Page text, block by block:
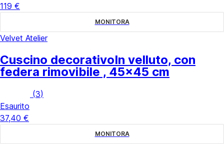
119 €
MONITORA
Velvet Atelier
Cuscino decorativoIn velluto, con
federa rimovibile , 45x45 cm
(3)
Esaurito
37,40 €
MONITORA